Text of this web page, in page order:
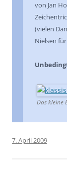
von Jan
(vielen
Nielsen
Das kleine
7. April 2009